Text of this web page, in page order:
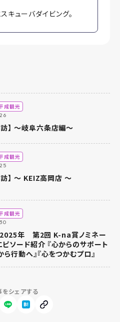
をシェアする
キューバダイビング。
成観光
訪】 ～岐阜六条店編～
成観光
訪】 ～ KEIZ高岡店 ～
成観光
年 第2回 K-na賞ノミネー
ソード紹介 『心からのサポート
ら行動へ』『心をつかむプロ』